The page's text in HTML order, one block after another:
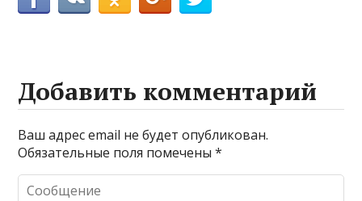
Добавить комментарий
Ваш адрес email не будет опубликован.
Обязательные поля помечены*